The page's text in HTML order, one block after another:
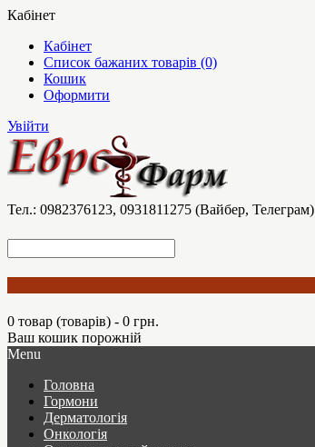
Кабінет
Кабінет
Список бажаних товарів (0)
Кошик
Оформити
Увійти
Тел.: 0982376123, 0931811275 (Вайбер, Телеграм)
0 товар (товарів) - 0 грн.
Ваш кошик порожній
Menu
Головна
Гормони
Дерматологія
Онкологія